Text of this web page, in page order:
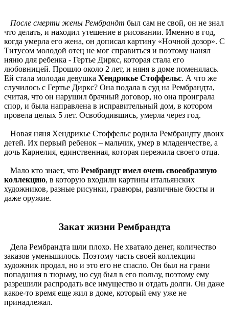
После смерти жены Рембрандт был сам не свой, он не знал
что делать, и находил утешение в рисовании. Именно в год,
когда умерла его жена, он дописал картину «Ночной дозор». С
Титусом молодой отец не мог справиться и поэтому нанял
няню для ребенка - Гертье Диркс, которая стала его
любовницей. Прошло около 2 лет, и няня в доме поменялась.
Ей стала молодая девушка Хендрикье Стоффельс. А что же
случилось с Гертье Диркс? Она подала в суд на Рембрандта,
считая, что он нарушил брачный договор, но она проиграла
спор, и была направлена в исправительный дом, в котором
провела целых 5 лет. Освободившись, умерла через год.
Новая няня Хендрикье Стоффельс родила Рембрандту двоих
детей. Их первый ребенок – мальчик, умер в младенчестве, а
дочь Карнелия, единственная, которая пережила своего отца.
Мало кто знает, что Рембрандт имел очень своеобразную
коллекцию, в которую входили картины итальянских
художников, разные рисунки, гравюры, различные бюсты и
даже оружие.
Закат жизни Рембрандта
Дела Рембрандта шли плохо. Не хватало денег, количество
заказов уменьшилось. Поэтому часть своей коллекции
художник продал, но и это его не спасло. Он был на грани
попадания в тюрьму, но суд был в его пользу, поэтому ему
разрешили распродать все имущество и отдать долги. Он даже
какое-то время еще жил в доме, который ему уже не
принадлежал.